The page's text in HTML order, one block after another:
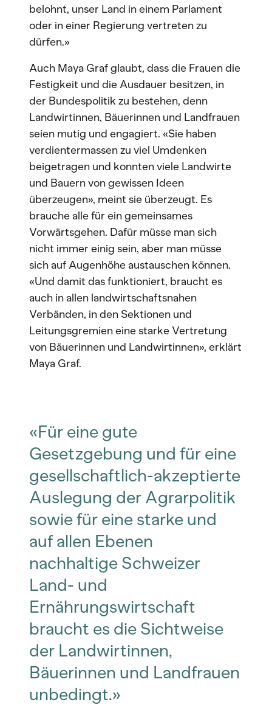
belohnt, unser Land in einem Parlament
oder in einer Regierung vertreten zu
dürfen.»
Auch Maya Graf glaubt, dass die Frauen die
Festigkeit und die Ausdauer besitzen, in
der Bundespolitik zu bestehen, denn
Landwirtinnen, Bäuerinnen und Landfrauen
seien mutig und engagiert. «Sie haben
verdientermassen zu viel Umdenken
beigetragen und konnten viele Landwirte
und Bauern von gewissen Ideen
überzeugen», meint sie überzeugt. Es
brauche alle für ein gemeinsames
Vorwärtsgehen. Dafür müsse man sich
nicht immer einig sein, aber man müsse
sich auf Augenhöhe austauschen können.
«Und damit das funktioniert, braucht es
auch in allen landwirtschaftsnahen
Verbänden, in den Sektionen und
Leitungsgremien eine starke Vertretung
von Bäuerinnen und Landwirtinnen», erklärt
Maya Graf.
«Für eine gute
Gesetzgebung und für eine
gesellschaftlich-akzeptierte
Auslegung der Agrarpolitik
sowie für eine starke und
auf allen Ebenen
nachhaltige Schweizer
Land- und
Ernährungswirtschaft
braucht es die Sichtweise
der Landwirtinnen,
Bäuerinnen und Landfrauen
unbedingt.»